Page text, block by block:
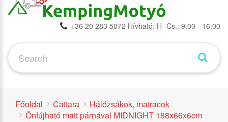
+36 20 283 5072 Hívható: H- Cs.: 9:00 - 16:00
Főoldal Cattara
Hálózsákok, matracok
Önfújható matt párnával MIDNIGHT 188x66x6cm